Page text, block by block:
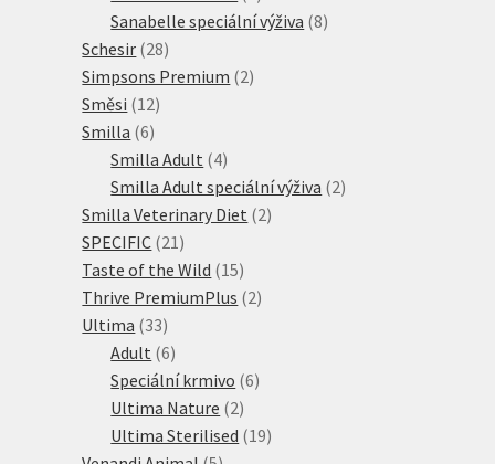
produkt
Sanabelle speciální výživa 88
Schesir 2828
produktů
Simpsons Premium 22
Směsi 1212
Smilla 66
produktů
Smilla Adult 44
produkty
Smilla Adult speciální výživa 22
Smilla Veterinary Diet 22
SPECIFIC 21 21
produktů
Taste of the Wild 1515
produktů
Thrive PremiumPlus 22
Ultima 3333
produktů
Adult 66
produktů
Speciální krmivo 66
Ultima Nature 22
produkty
Ultima Sterilised 1919